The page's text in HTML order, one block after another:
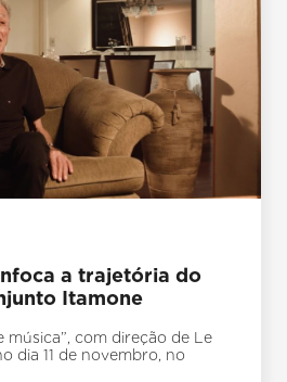
a trajetória do
Itamone
música”, com direção de Le
dia 11 de novembro, no